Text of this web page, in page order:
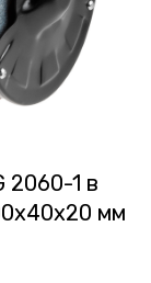
2060-1 в
мм